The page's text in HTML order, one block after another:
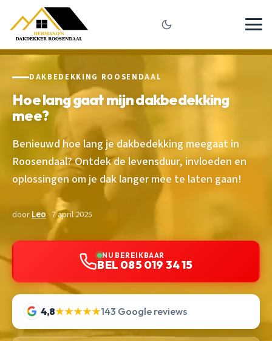
DAKBEDEKKING ROOSENDAAL
Hoe lang gaat mijn dakbedekking
mee?
Benieuwd hoe lang je dakbedekking meegaat in
Roosendaal? Ontdek de levensduur, invloeden en
oplossingen om je dak langer mee te laten gaan!
doorLeo · 7 april 2025
NU BEREIKBAAR
BEL 085 019 34 15
4,8★★★★★143 Google reviews